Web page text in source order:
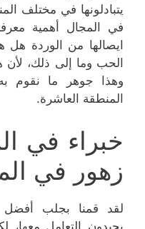
يتبادلونها في مختلف
في المجال أهمية
ايصالها من الوردة هل
الحب وما إلى ذلك، لأن
وهذا جوهر ما نقوم
المنطقة العاشرة.
خبراء في
زهور في
لقد قمنا بجلب أفضل
يجيدون التعامل معها،